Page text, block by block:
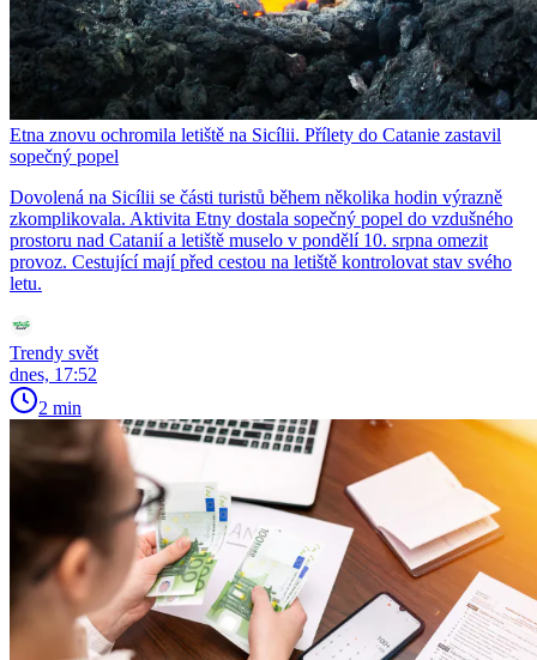
Etna znovu ochromila letiště na Sicílii. Přílety do Catanie zastavil
sopečný popel
Dovolená na Sicílii se části turistů během několika hodin výrazně
zkomplikovala. Aktivita Etny dostala sopečný popel do vzdušného
prostoru nad Catanií a letiště muselo v pondělí 10. srpna omezit
provoz. Cestující mají před cestou na letiště kontrolovat stav svého
letu.
Trendy svět
dnes, 17:52
2 min